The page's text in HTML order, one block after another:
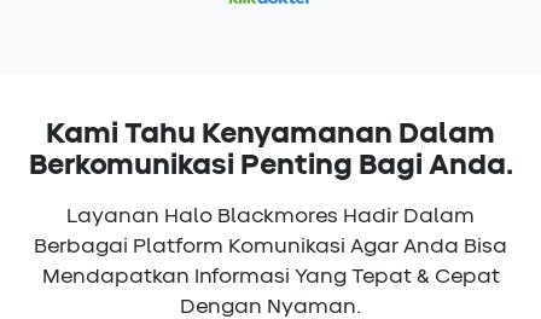
Kami Tahu Kenyamanan Dalam
Berkomunikasi Penting Bagi Anda.
Layanan Halo Blackmores Hadir Dalam
Berbagai Platform Komunikasi Agar Anda Bisa
Mendapatkan Informasi Yang Tepat & Cepat
Dengan Nyaman.